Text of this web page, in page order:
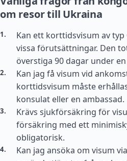
om resor till Ukraina
Kan ett korttidsvisum av typ
vissa förutsättningar. Den
överstiga 90 dagar under
Kan jag få visum vid
korttidsvisum måste
konsulat eller en ambassad.
Krävs sjukförsäkring för
försäkring med ett
obligatorisk.
Kan jag ansöka om visum